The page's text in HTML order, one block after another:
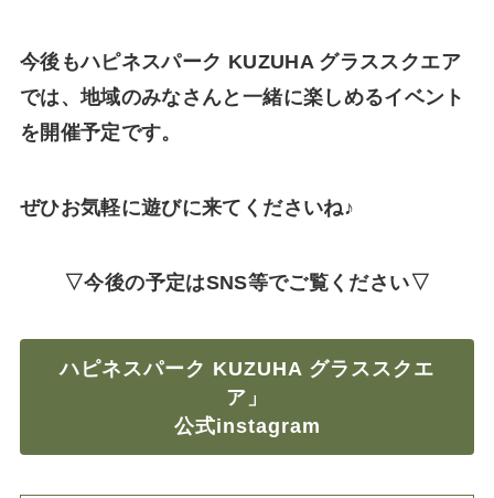
今後もハピネスパーク KUZUHA グラススクエア
では、地域のみなさんと一緒に楽しめるイベント
を開催予定です。
ぜひお気軽に遊びに来てくださいね♪
▽今後の予定はSNS等でご覧ください▽
ハピネスパーク KUZUHA グラススクエ
ア」
公式instagram